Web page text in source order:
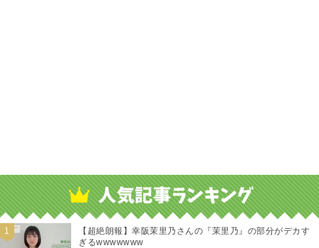
【超絶朗報】幸阪茉里乃さんの『茉里乃』の部分がデカす
ぎるwwwwwww